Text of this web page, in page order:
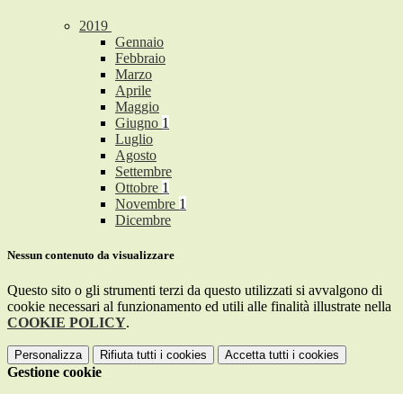
2019
Gennaio
Febbraio
Marzo
Aprile
Maggio
Giugno 1
Luglio
Agosto
Settembre
Ottobre 1
Novembre 1
Dicembre
Nessun contenuto da visualizzare
Questo sito o gli strumenti terzi da questo utilizzati si avvalgono di
cookie necessari al funzionamento ed utili alle finalità illustrate nella
COOKIE POLICY.
Personalizza Rifiuta tutti i cookies Accetta tutti i cookies
Gestione cookie